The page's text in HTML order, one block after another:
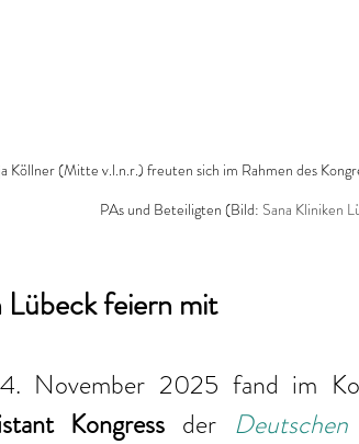
Köllner (Mitte v.l.n.r.) freuten sich im Rahmen des
PAs und Beteiligten (Bild: Sana Kliniken
Lübeck feiern mit
November 2025 fand im
Kongress der